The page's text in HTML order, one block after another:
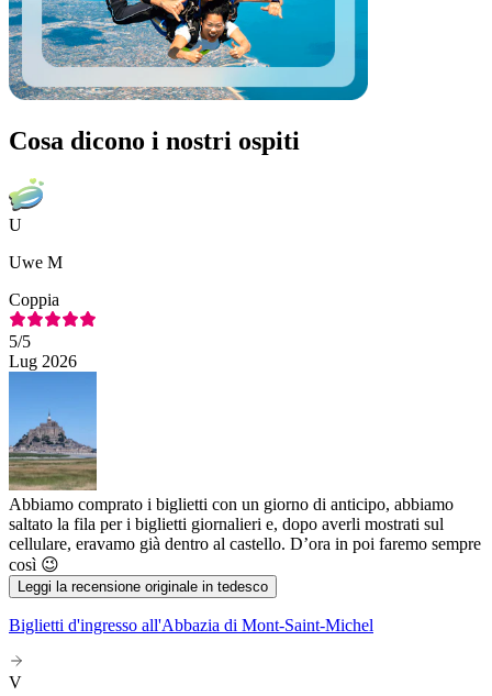
Cosa dicono i nostri ospiti
U
Uwe M
Coppia
5/5
Lug 2026
Abbiamo comprato i biglietti con un giorno di anticipo, abbiamo
saltato la fila per i biglietti giornalieri e, dopo averli mostrati sul
cellulare, eravamo già dentro al castello. D’ora in poi faremo sempre
così 😉
Leggi la recensione originale in tedesco
Biglietti d'ingresso all'Abbazia di Mont-Saint-Michel
V